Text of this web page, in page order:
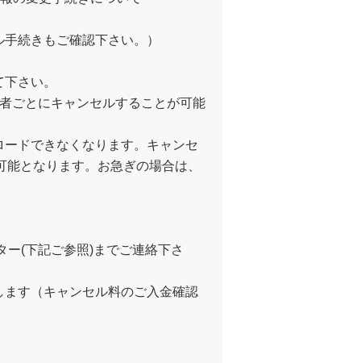
続きもご確認下さい。）
さい。
ごとにキャンセルすることが可能
ドできなくなります。キャンセ
となります。お急ぎの場合は、
(下記ご参照)までご連絡下さ
す（キャンセル料のご入金確認